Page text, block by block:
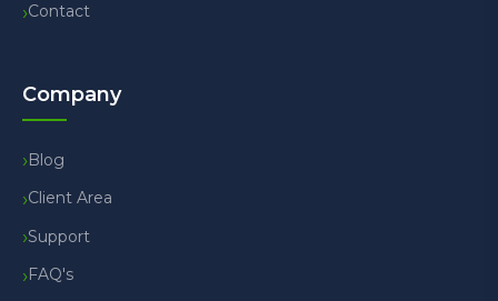
Contact
Company
Blog
Client Area
Support
FAQ's